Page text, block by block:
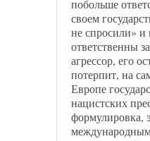
побольше
своем
не спросили»
ответственны
агрессор, его
потерпит, на
Европе
нацистских
формулировка,